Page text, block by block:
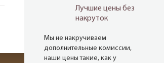
Лучшие цены без
накруток
Мы не накручиваем
дополнительные комиссии,
наши цены такие, как у